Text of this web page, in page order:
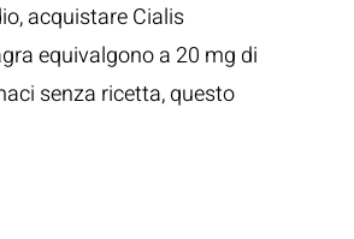
acquistare Cialis
equivalgono a 20 mg di
senza ricetta, questo